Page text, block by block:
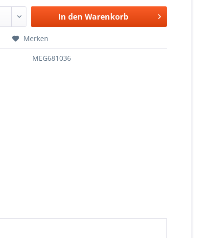
In den Warenkorb
Merken
MEG681036